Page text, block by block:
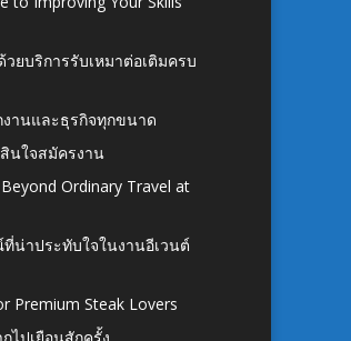
ยบริการรับเหมาต่อเติมครบ
านและธุรกิจทุกขนาด
นใจสมัครงาน
Ordinary Travel at
น่าประทับใจในงานอีเวนต์
Premium Steak Lovers